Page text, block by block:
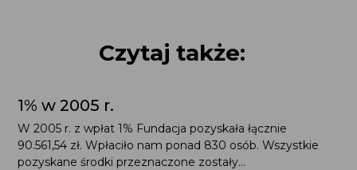
Search
Czytaj także:
1% w 2005 r.
W 2005 r. z wpłat 1% Fundacja pozyskała łącznie
90.561,54 zł. Wpłaciło nam ponad 830 osób. Wszystkie
pozyskane środki przeznaczone zostały...